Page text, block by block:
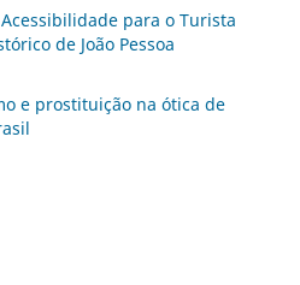
para o Turista
de João Pessoa
e prostituição na ótica de